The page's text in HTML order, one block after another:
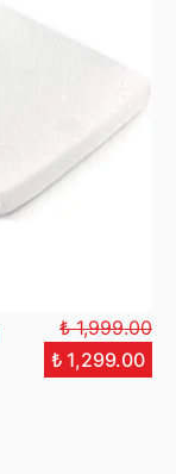
₺ 1,999.00
₺ 1,299.00